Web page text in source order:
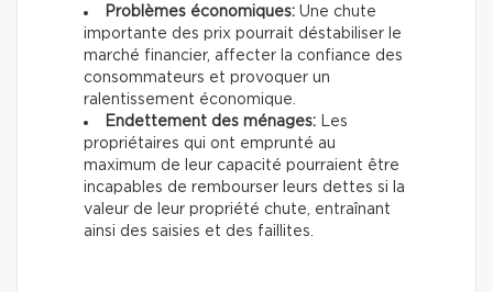
Problèmes économiques: Une chute
importante des prix pourrait déstabiliser le
marché financier, affecter la confiance des
consommateurs et provoquer un
ralentissement économique.
Endettement des ménages: Les
propriétaires qui ont emprunté au
maximum de leur capacité pourraient être
incapables de rembourser leurs dettes si la
valeur de leur propriété chute, entraînant
ainsi des saisies et des faillites.